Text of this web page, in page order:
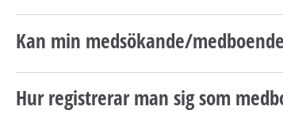
Kan min medsökande/
Hur registrerar man sig som